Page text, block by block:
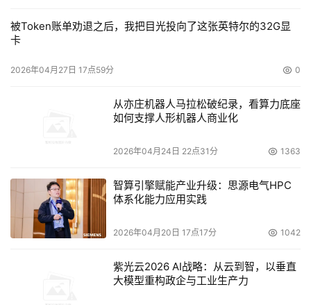
被Token账单劝退之后，我把目光投向了这张英特尔的32G显
卡
2026年04月27日 17点59分 0
从亦庄机器人马拉松破纪录，看算力底座
如何支撑人形机器人商业化
2026年04月24日 22点31分 1363
智算引擎赋能产业升级：思源电气HPC
体系化能力应用实践
2026年04月20日 17点17分 1042
紫光云2026 AI战略：从云到智，以垂直
大模型重构政企与工业生产力